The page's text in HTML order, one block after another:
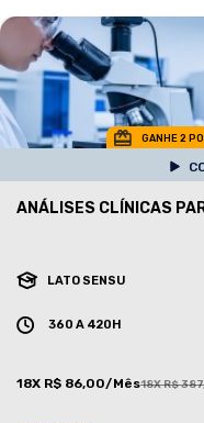
GANHE 2
ANÁLISES CLÍNICAS
LATO SENSU
360 A 420H
18X R$ 86,00/Mês18X R$